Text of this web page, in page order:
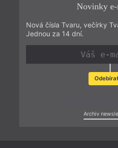
Novinky
Nová čísla Tvaru, večírky
Jednou za 14 dní.
Odebírat
Archiv